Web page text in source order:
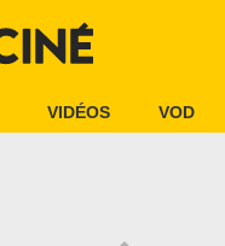
VIDÉOS VOD